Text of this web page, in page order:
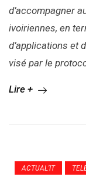
d’accompagner
ivoiriennes, en
d’applications et
visé par le
Lire +
ACTUAL’IT